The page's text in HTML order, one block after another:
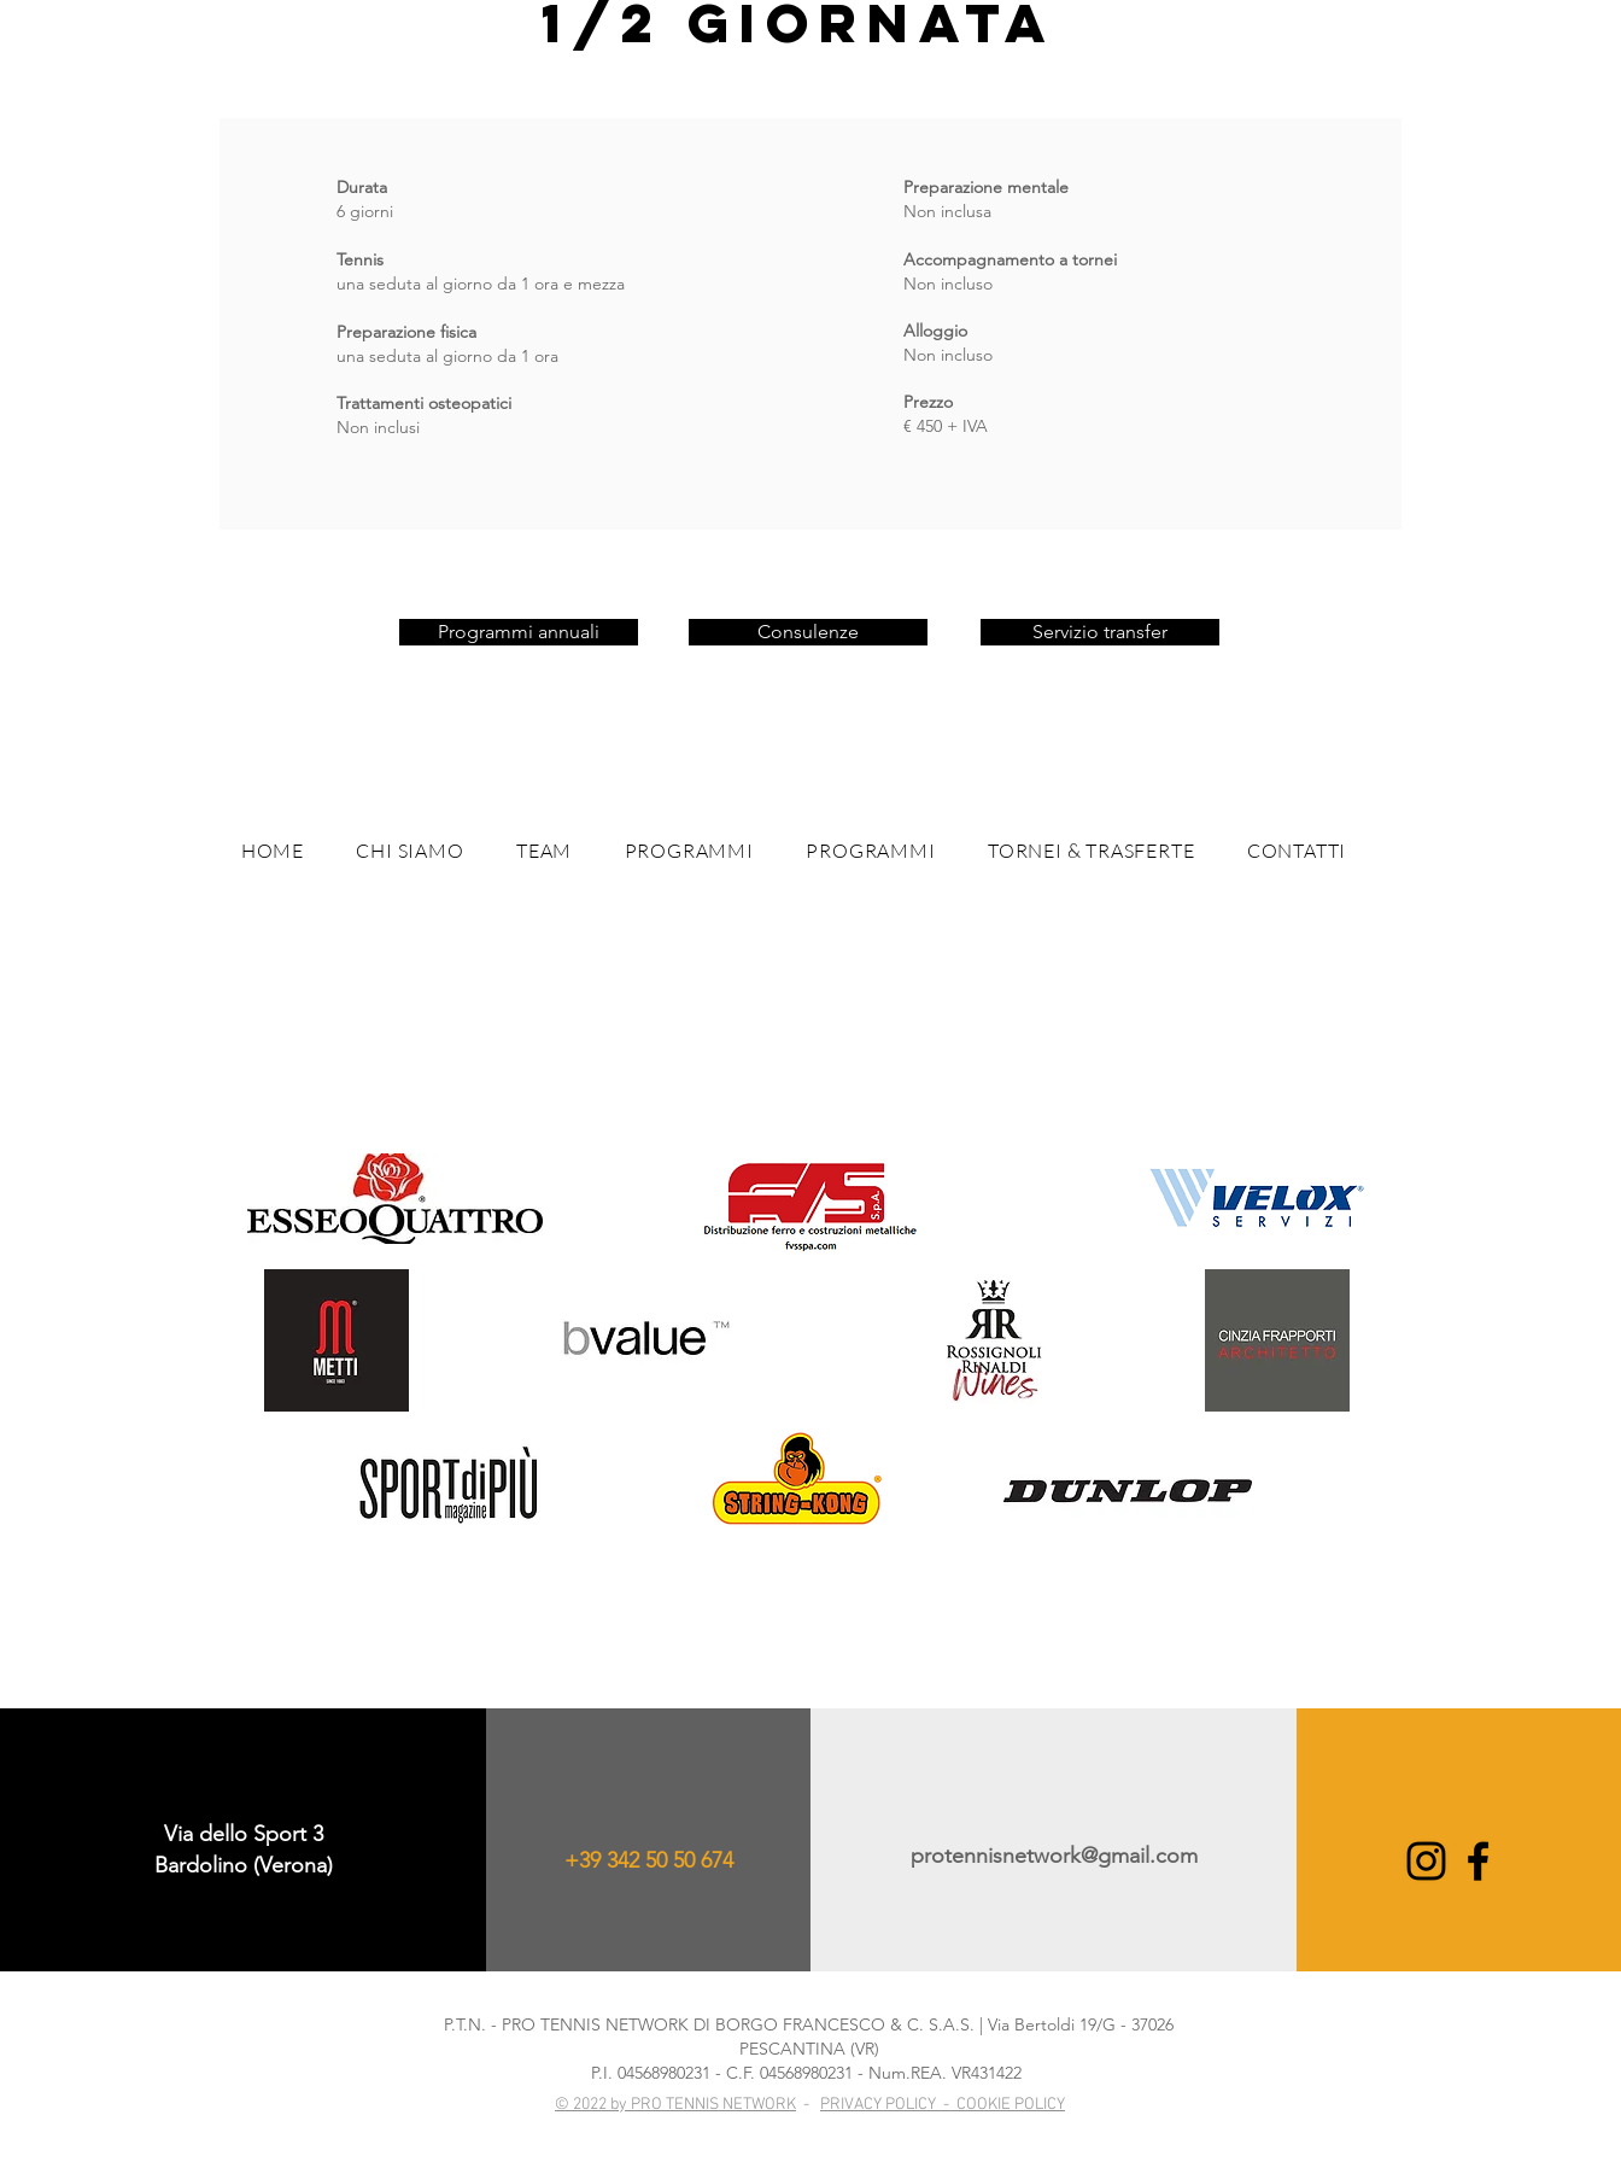
1/2 GIORNATA
Durata
6 giorni
Tennis
una seduta al giorno da 1 ora e mezza
Preparazione fisica
una seduta al giorno da 1 ora
Trattamenti osteopatici
Non inclusi
Preparazione mentale
Non inclusa
Accompagnamento a tornei
Non incluso
Alloggio
Non incluso
Prezzo
€ 450 + IVA
Programmi annuali Consulenze Servizio transfer
HOME CHI SIAMO TEAM PROGRAMMI PROGRAMMI TORNEI & TRASFERTE CONTATTI
Via dello Sport 3
Bardolino (Verona)
+39 342 50 50 674 protennisnetwork@gmail.com
P.T.N. - PRO TENNIS NETWORK DI BORGO FRANCESCO & C. S.A.S. | Via Bertoldi 19/G - 37026
PESCANTINA (VR)
P.I. 04568980231 - C.F. 04568980231 - Num.REA. VR431422
© 2022 by PRO TENNIS NETWORK - PRIVACY POLICY - COOKIE POLICY